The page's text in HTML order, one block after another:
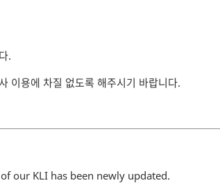
.
이용에 차질 없도록 해주시기 바랍니다.
our KLI has been newly updated.